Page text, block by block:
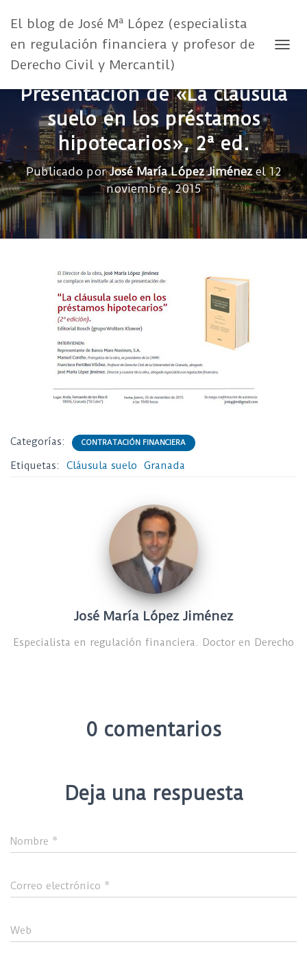
El blog de José Mª López (especialista
en regulación financiera y profesor de
Derecho Civil y Mercantil)
Presentación de «La cláusula
suelo en los préstamos
hipotecarios», 2ª ed.
Publicado porJosé María López Jiménezel12
noviembre, 2015
Categorías: CONTRATACIÓN FINANCIERA
Etiquetas: Cláusula suelo Granada
José María López Jiménez
Especialista en regulación financiera. Doctor en Derecho
0 comentarios
Deja una respuesta
Nombre *
Correo electrónico *
Web